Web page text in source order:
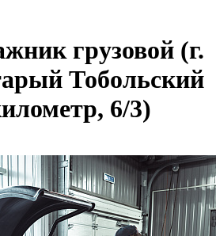
грузовой (г.
Тобольский
6/3)